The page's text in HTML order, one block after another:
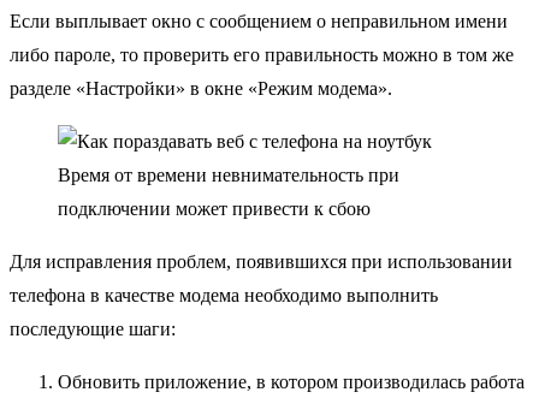
Если выплывает окно с сообщением о неправильном имени
либо пароле, то проверить его правильность можно в том же
разделе «Настройки» в окне «Режим модема».
Время от времени невнимательность при
подключении может привести к сбою
Для исправления проблем, появившихся при использовании
телефона в качестве модема необходимо выполнить
последующие шаги:
Обновить приложение, в котором производилась работа